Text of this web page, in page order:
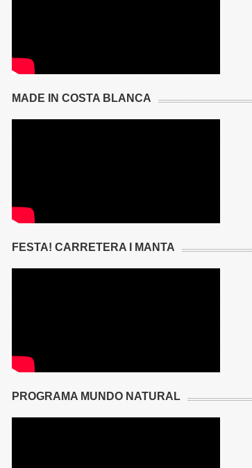
MADE IN COSTA BLANCA
FESTA! CARRETERA I MANTA
PROGRAMA MUNDO NATURAL